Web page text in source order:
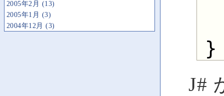
2005年2月 (13)
2005年1月 (3)
2004年12月 (3)
J#